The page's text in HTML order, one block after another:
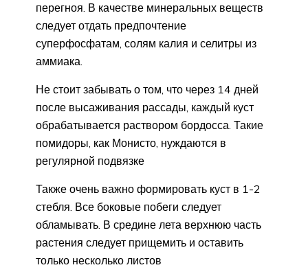
перегноя. В качестве минеральных веществ
следует отдать предпочтение
суперфосфатам, солям калия и селитры из
аммиака.
Не стоит забывать о том, что через 14 дней
после высаживания рассады, каждый куст
обрабатывается раствором бордосса. Такие
помидоры, как Монисто, нуждаются в
регулярной подвязке
Также очень важно формировать куст в 1-2
стебля. Все боковые побеги следует
обламывать. В средине лета верхнюю часть
растения следует прищемить и оставить
только несколько листов